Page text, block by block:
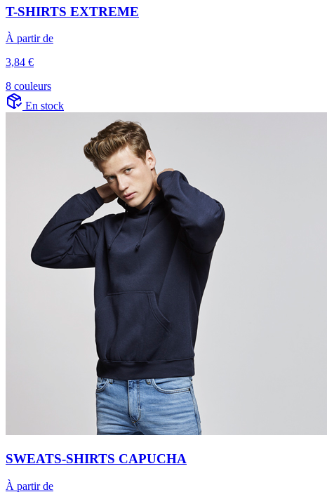
T-SHIRTS EXTREME
À partir de
3,84 €
8 couleurs
En stock
SWEATS-SHIRTS CAPUCHA
À partir de